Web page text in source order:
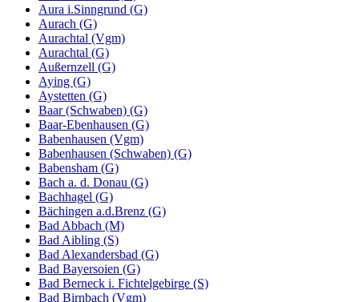
Aura i.Sinngrund (G)
Aurach (G)
Aurachtal (Vgm)
Aurachtal (G)
Außernzell (G)
Aying (G)
Aystetten (G)
Baar (Schwaben) (G)
Baar-Ebenhausen (G)
Babenhausen (Vgm)
Babenhausen (Schwaben) (G)
Babensham (G)
Bach a. d. Donau (G)
Bachhagel (G)
Bächingen a.d.Brenz (G)
Bad Abbach (M)
Bad Aibling (S)
Bad Alexandersbad (G)
Bad Bayersoien (G)
Bad Berneck i. Fichtelgebirge (S)
Bad Birnbach (Vgm)